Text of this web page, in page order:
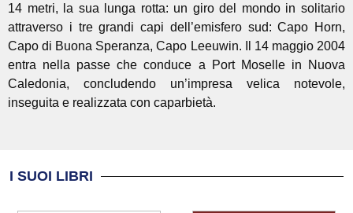
14 metri, la sua lunga rotta: un giro del mondo in solitario
attraverso i tre grandi capi dell’emisfero sud: Capo Horn,
Capo di Buona Speranza, Capo Leeuwin. Il 14 maggio 2004
entra nella passe che conduce a Port Moselle in Nuova
Caledonia, concludendo un’impresa velica notevole,
inseguita e realizzata con caparbietà.
I SUOI LIBRI